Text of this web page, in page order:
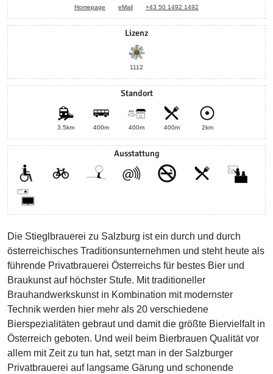
Homepage eMail +43 50 1492 1492
Lizenz
1112
Standort
3.5km 400m 400m 400m 2km
Ausstattung
Die Stieglbrauerei zu Salzburg ist ein durch und durch
österreichisches Traditionsunternehmen und steht heute als
führende Privatbrauerei Österreichs für bestes Bier und
Braukunst auf höchster Stufe. Mit traditioneller
Brauhandwerkskunst in Kombination mit modernster
Technik werden hier mehr als 20 verschiedene
Bierspezialitäten gebraut und damit die größte Biervielfalt in
Österreich geboten. Und weil beim Bierbrauen Qualität vor
allem mit Zeit zu tun hat, setzt man in der Salzburger
Privatbrauerei auf langsame Gärung und schonende